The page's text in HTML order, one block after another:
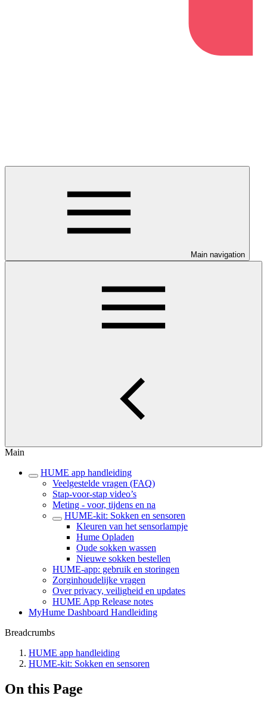
Main navigation
Main
HUME app handleiding
Veelgestelde vragen (FAQ)
Stap-voor-stap video’s
Meting - voor, tijdens en na
HUME-kit: Sokken en sensoren
Kleuren van het sensorlampje
Hume Opladen
Oude sokken wassen
Nieuwe sokken bestellen
HUME-app: gebruik en storingen
Zorginhoudelijke vragen
Over privacy, veiligheid en updates
HUME App Release notes
MyHume Dashboard Handleiding
Breadcrumbs
HUME app handleiding
HUME-kit: Sokken en sensoren
On this Page